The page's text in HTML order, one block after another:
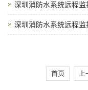
深圳消防水系统远程
深圳消防水系统远程
首页